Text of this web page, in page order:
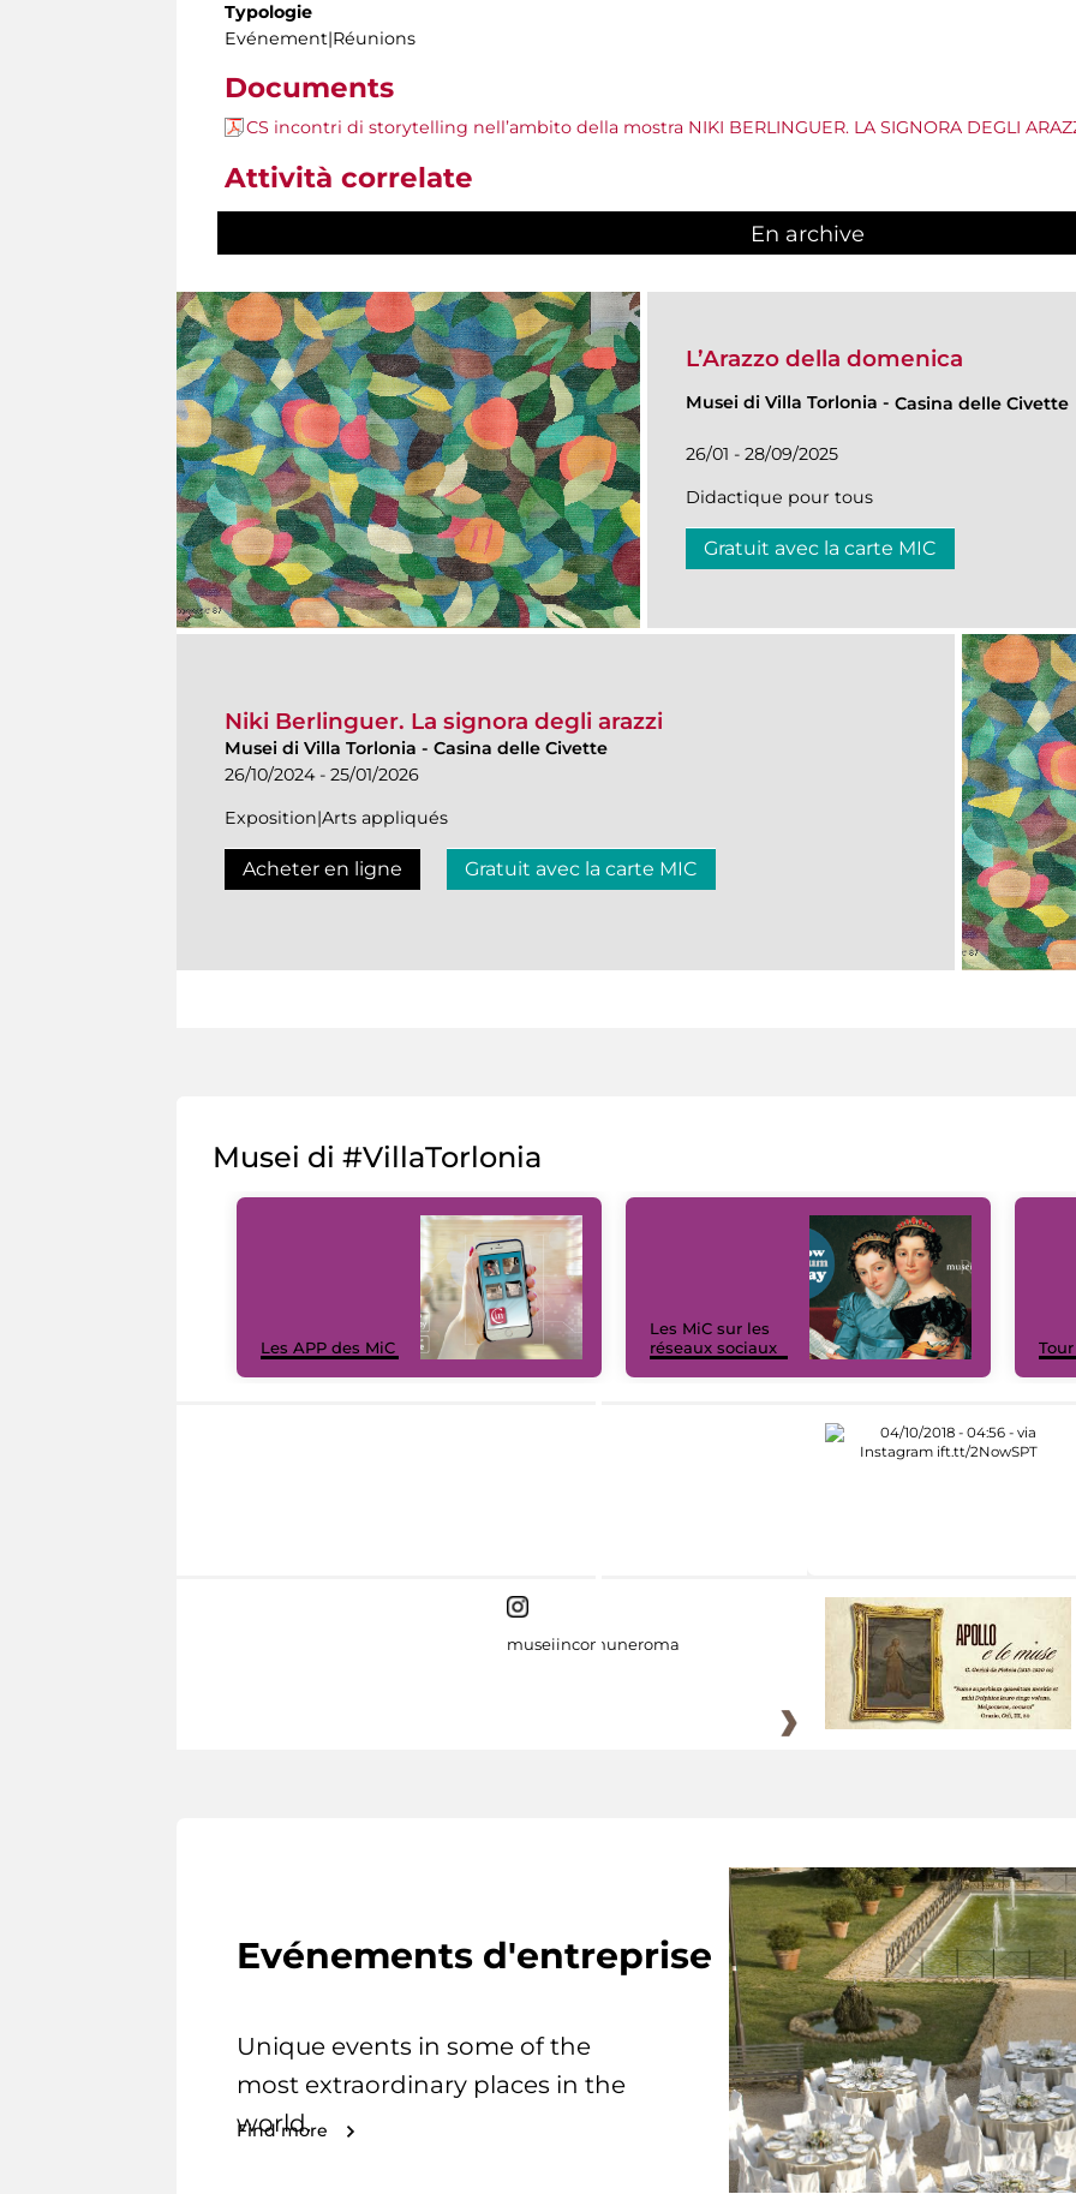
Typologie
Evénement|Réunions
Documents
CS incontri di storytelling nell’ambito della mostra NIKI BERLINGUER. LA SIGNORA DEGLI
Attività correlate
En archive
L’Arazzo della domenica
Musei di Villa Torlonia - Casina delle Civette
26/01 - 28/09/2025
Didactique pour tous
Gratuit avec la carte MIC
Niki Berlinguer. La signora degli arazzi
Musei di Villa Torlonia - Casina delle Civette
26/10/2024 - 25/01/2026
Exposition|Arts appliqués
Acheter en ligne Gratuit avec la carte MIC
Musei di #VillaTorlonia
Les APP des MiC
Les MiC sur les
réseaux sociaux
museiincomuneroma
Evénements d'entreprise
Unique events in some of the
most extraordinary places in the
world.
Find more